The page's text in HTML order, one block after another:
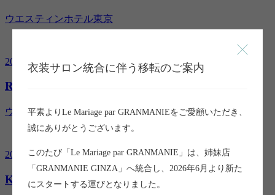
ウエスティンホテル東京
2025.02
Ryoya & Ayana at ウエスティンホテル東京
ウエスティンホテル東京
2025.01
Kota ＆ Sayaka at ウエスティンホテル東京
衣装サロン統合に伴う移転のご案内
平素よりLe Mariage par GRANMANIEをご愛顧いただき、
誠にありがとうございます。
このたび「Le Mariage par GRANMANIE」は、姉妹店
「GRANMANIE GINZA」へ統合し、2026年6月より新た
にスタートする運びとなりました。